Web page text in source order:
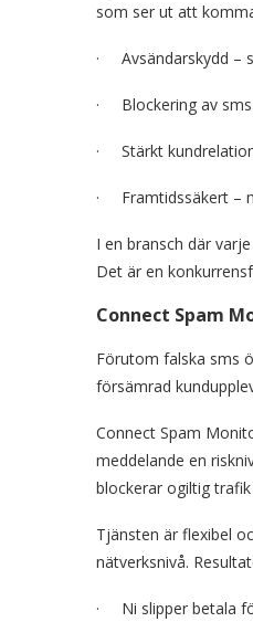
som ser ut att
· Avsändarskydd –
· Blockering av
· Stärkt
· Framtidssäkert –
I en bransch där
Det är en
Connect Spam
Förutom falska sms
försämrad
Connect Spam
meddelande en
blockerar ogiltig
Tjänsten är flexibel
nätverksnivå.
· Ni slipper betala